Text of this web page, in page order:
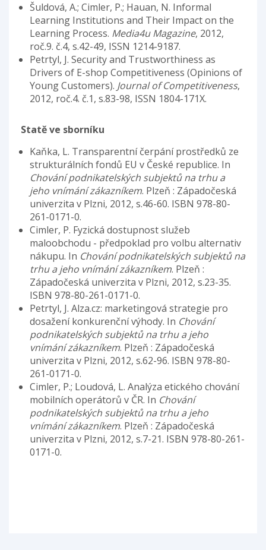
Šuldová, A.; Cimler, P.; Hauan, N. Informal
Learning Institutions and Their Impact on the
Learning Process. Media4u Magazine, 2012,
roč.9. č.4, s.42-49, ISSN 1214-9187.
Petrtyl, J. Security and Trustworthiness as
Drivers of E-shop Competitiveness (Opinions of
Young Customers). Journal of Competitiveness,
2012, roč.4. č.1, s.83-98, ISSN 1804-171X.
Statě ve sborníku
Kaňka, L. Transparentní čerpání prostředků ze
strukturálních fondů EU v České republice. In
Chování podnikatelských subjektů na trhu a
jeho vnímání zákazníkem. Plzeň : Západočeská
univerzita v Plzni, 2012, s.46-60. ISBN 978-80-
261-0171-0.
Cimler, P. Fyzická dostupnost služeb
maloobchodu - předpoklad pro volbu alternativ
nákupu. In Chování podnikatelských subjektů na
trhu a jeho vnímání zákazníkem. Plzeň :
Západočeská univerzita v Plzni, 2012, s.23-35.
ISBN 978-80-261-0171-0.
Petrtyl, J. Alza.cz: marketingová strategie pro
dosažení konkurenční výhody. In Chování
podnikatelských subjektů na trhu a jeho
vnímání zákazníkem. Plzeň : Západočeská
univerzita v Plzni, 2012, s.62-96. ISBN 978-80-
261-0171-0.
Cimler, P.; Loudová, L. Analýza etického chování
mobilních operátorů v ČR. In Chování
podnikatelských subjektů na trhu a jeho
vnímání zákazníkem. Plzeň : Západočeská
univerzita v Plzni, 2012, s.7-21. ISBN 978-80-261-
0171-0.